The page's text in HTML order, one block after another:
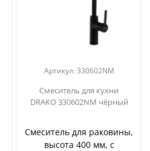
Артикул: 330602NM
Смеситель для кухни
DRAKO 330602NM чёрный
Смеситель для раковины,
высота 400 мм, с